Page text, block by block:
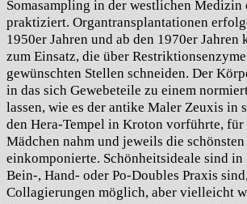
Somasampling in der westlichen Medizin
praktiziert. Organtransplantationen
1950er Jahren und ab den 1970er
zum Einsatz, die über
gewünschten Stellen schneiden. Der
in das sich Gewebeteile zu einem
lassen, wie es der antike Maler Zeuxis in
den Hera-Tempel in Kroton vorführte,
Mädchen nahm und jeweils die
einkomponierte. Schönheitsideale sind
Bein-, Hand- oder Po-Doubles Praxis
Collagierungen möglich, aber vielleicht